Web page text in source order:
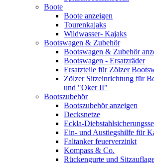
Boote
Boote anzeigen
Tourenkajaks
Wildwasser- Kajaks
Bootswagen & Zubehör
Bootswagen & Zubehör
Bootswagen - Ersatzräder
Ersatzteile für Zölzer
Zölzer Sitzeinrichtung für
und "Oker II"
Bootszubehör
Bootszubehör anzeigen
Decksnetze
Eckla-
Ein- und Austiegshilfe für
Faltanker feuerverzinkt
Kompass & Co.
Rückengurte und